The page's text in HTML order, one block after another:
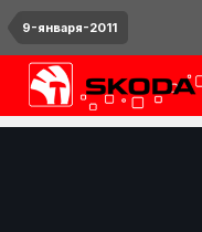
9-января-2011